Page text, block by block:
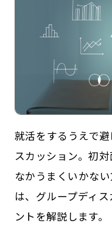
記事一覧
インタツアー活用法
LINE登録
サイトマップ
就活をするうえで
スカッション。初
なかうまくいかな
は、グループディ
ントを解説します。